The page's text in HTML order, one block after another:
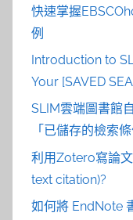
快速掌握
例
Introduction to
Your [SAVED
SLIM雲端圖書館
「已儲存的檢索條
利用Zotero寫論
text citation)?
如何將 EndNote